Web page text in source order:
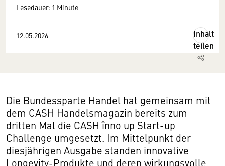
Lesedauer: 1 Minute
12.05.2026
Inhalt
teilen
Die Bundessparte Handel hat gemeinsam mit
dem CASH Handelsmagazin bereits zum
dritten Mal die CASH înno up Start-up
Challenge umgesetzt. Im Mittelpunkt der
diesjährigen Ausgabe standen innovative
Longevity-Produkte und deren wirkungsvolle